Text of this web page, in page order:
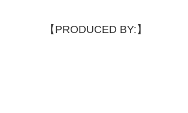
【PRODUCED BY:】